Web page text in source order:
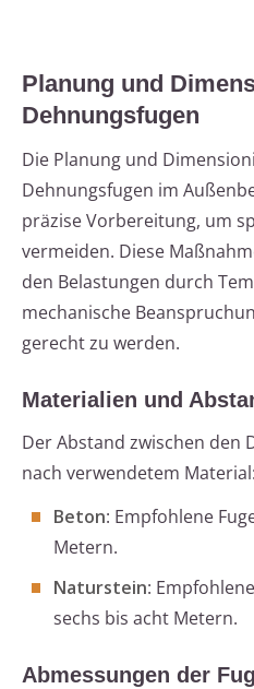
Planung und
Dehnungsfugen
Die Planung und
Dehnungsfugen im
präzise Vorbereitung, um
vermeiden. Diese
den Belastungen durch
mechanische
gerecht zu werden.
Materialien und
Der Abstand zwischen den
nach verwendetem Material:
Beton: Empfohlene
Metern.
Naturstein:
sechs bis acht Metern.
Abmessungen der